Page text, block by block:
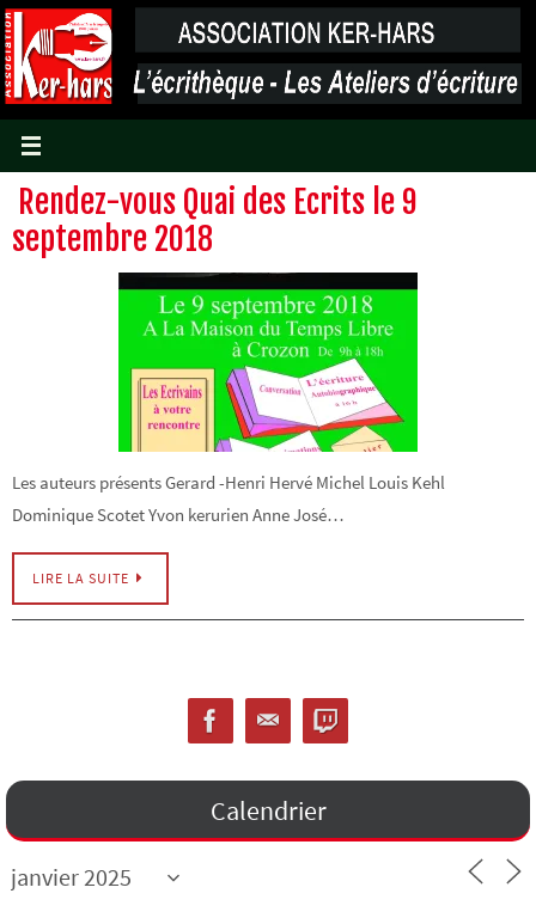
Passer
vers
le
contenu
Rendez-vous Quai des Ecrits le 9
septembre 2018
Les auteurs présents Gerard -Henri Hervé Michel Louis Kehl
Dominique Scotet Yvon kerurien Anne José…
LIRE LA SUITE
Calendrier